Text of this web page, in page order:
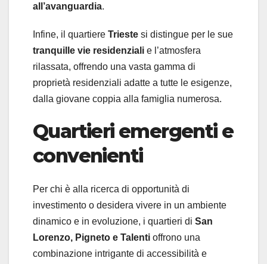
all’avanguardia.
Infine, il quartiere Trieste si distingue per le sue
tranquille vie residenziali e l’atmosfera
rilassata, offrendo una vasta gamma di
proprietà residenziali adatte a tutte le esigenze,
dalla giovane coppia alla famiglia numerosa.
Quartieri emergenti e
convenienti
Per chi è alla ricerca di opportunità di
investimento o desidera vivere in un ambiente
dinamico e in evoluzione, i quartieri di San
Lorenzo, Pigneto e Talenti offrono una
combinazione intrigante di accessibilità e